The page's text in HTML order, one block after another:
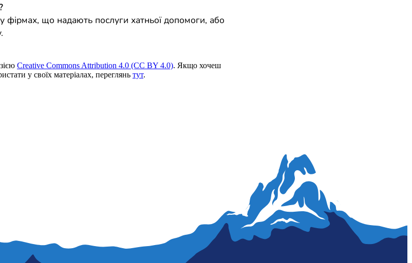
фірмах, що надають послуги хатньої допомоги, або
Creative Commons Attribution 4.0 (CC BY 4.0). Якщо хочеш
у своїх матеріалах, переглянь тут.